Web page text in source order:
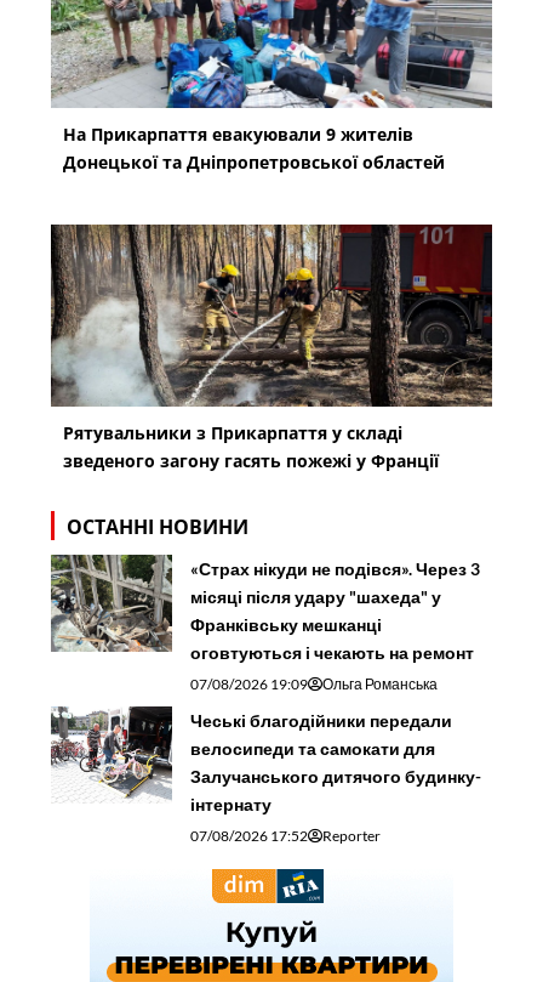
На Прикарпаття евакуювали 9 жителів
Донецької та Дніпропетровської областей
Рятувальники з Прикарпаття у складі
зведеного загону гасять пожежі у Франції
ОСТАННІ НОВИНИ
«Страх нікуди не подівся». Через 3
місяці після удару "шахеда" у
Франківську мешканці
оговтуються і чекають на ремонт
07/08/2026 19:09 Ольга Романська
Чеські благодійники передали
велосипеди та самокати для
Залучанського дитячого будинку-
інтернату
07/08/2026 17:52 Reporter